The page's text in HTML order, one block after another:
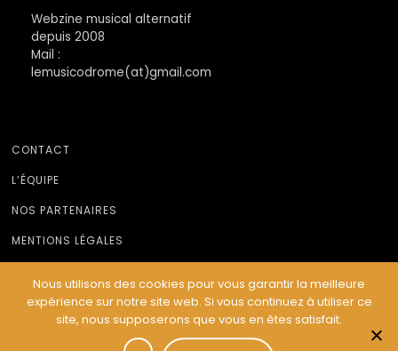
Webzine musical alternatif
depuis 2008
Mail :
lemusicodrome(at)gmail.com
CONTACT
L’ÉQUIPE
NOS PARTENAIRES
MENTIONS LÉGALES
© Le Musicodrome 2022 - Webdesign :Cereal Concept
Nous utilisons des cookies pour vous garantir la meilleure
expérience sur notre site web. Si vous continuez à utiliser ce
site, nous supposerons que vous en êtes satisfait.